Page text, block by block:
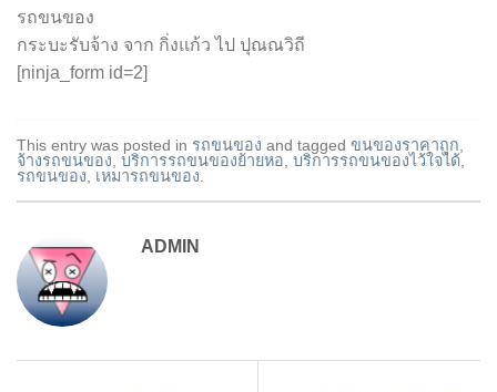
รถขนของ
กระบะรับจ้าง จาก กิ่งแก้ว ไป ปุณณวิถี
[ninja_form id=2]
This entry was posted in รถขนของ and tagged ขนของราคาถูก
จ้างรถขนของ บริการรถขนของย้ายหอ บริการรถขนของไว้ใจได้
รถขนของ
เหมารถขนของ
ADMIN